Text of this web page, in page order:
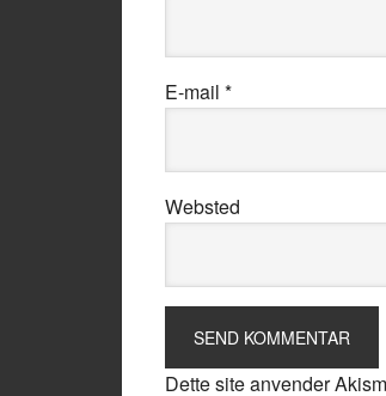
E-mail *
Websted
Dette site anvender